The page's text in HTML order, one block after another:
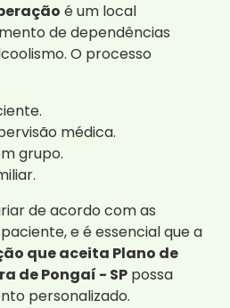
é um local
de dependências
O processo
médica.
grupo.
de acordo com as
e é essencial que a
que aceita Plano de
de Pongaí - SP possa
personalizado.